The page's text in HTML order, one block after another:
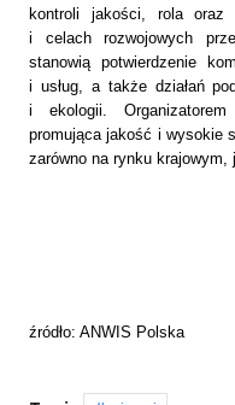
kontroli jakości, rola oraz
i celach rozwojowych
stanowią potwierdzenie
i usług, a także działań
i ekologii.
promująca jakość i wysokie
zarówno na rynku krajowym,
źródło: ANWIS Polska